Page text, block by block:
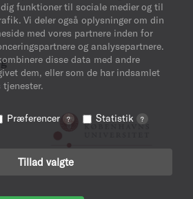
funktioner til sociale medier og til
Vi deler også oplysninger om din
med vores partnere inden for
og analysepartnere.
disse data med andre
dem, eller som de har indsamlet
Præferencer ? Statistik ?
Tillad valgte